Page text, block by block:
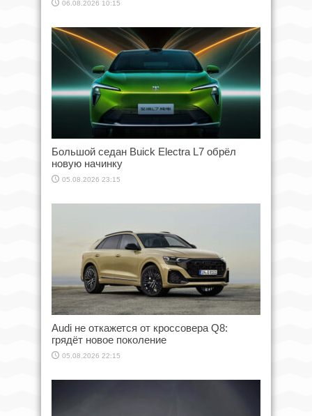
06.08.2026 10:15
Большой седан Buick Electra L7 обрёл
новую начинку
05.08.2026 23:15
Audi не откажется от кроссовера Q8:
грядёт новое поколение
05.08.2026 22:15